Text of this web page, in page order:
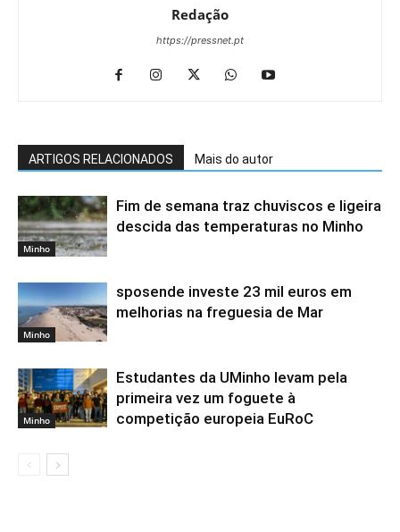
Redação
https://pressnet.pt
ARTIGOS RELACIONADOS Mais do autor
Minho
Fim de semana traz chuviscos e ligeira
descida das temperaturas no Minho
Minho
sposende investe 23 mil euros em
melhorias na freguesia de Mar
Minho
Estudantes da UMinho levam pela
primeira vez um foguete à
competição europeia EuRoC